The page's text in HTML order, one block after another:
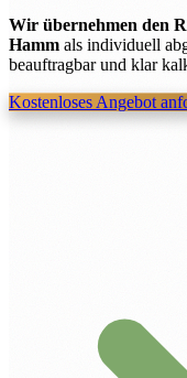
Wir übernehmen den
Hamm als individuell
beauftragbar und klar
Kostenloses Angebot